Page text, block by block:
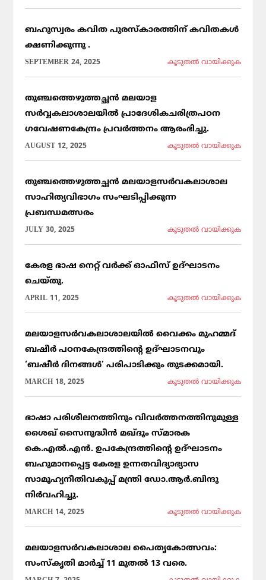
ബഹുസ്വരം കവിത പുരസ്കാരത്തിന് കവിതകൾ
ക്ഷണിക്കുന്നു .
SEPTEMBER 24, 2025 കൂടുതല്‍ വായിക്കുക
തുഞ്ചത്തെഴുത്തച്ഛൻ മലയാള
സർവ്വകലാശാലയിൽ പ്രാദേശികചരിത്രപഠന
ഗവേഷണകേന്ദ്രം പ്രവർത്തനം ആരംഭിച്ചു.
AUGUST 12, 2025 കൂടുതല്‍ വായിക്കുക
തുഞ്ചത്തെഴുത്തച്ഛൻ മലയാളസർവകലാശാല
സാഹിത്യവിഭാഗം സംഘടിപ്പിക്കുന്ന
പ്രബന്ധമത്സരം
JULY 30, 2025 കൂടുതല്‍ വായിക്കുക
കേരള ഭാഷ നെറ്റ് വർക്ക് ഓഫീസ് ഉദ്ഘാടനം
ചെയ്തു.
APRIL 11, 2025 കൂടുതല്‍ വായിക്കുക
മലയാളസർവകലാശാലയിൽ വൈക്കം മുഹമ്മദ്
ബഷീർ പഠനകേന്ദ്രത്തിന്റെ ഉദ്ഘാടനവും
‘ബഷീർ ദിനങ്ങൾ’ പരിപാടിക്കും തുടക്കമായി.
MARCH 18, 2025 കൂടുതല്‍ വായിക്കുക
ഭാഷാ പരിശീലനത്തിനും വിവർത്തനത്തിനുമുള്ള
ശൈഖ് സൈനുദ്ധീൻ മഖ്ദൂം സ്മാരക
കെ.എൽ.എൻ. ഉപകേന്ദ്രത്തിന്റെ ഉദ്ഘാടനം
ബഹുമാനപ്പെട്ട കേരള ഉന്നതവിദ്യാഭ്യാസ
സാമൂഹ്യനീതിവകുപ്പ് മന്ത്രി ഡോ.ആർ.ബിന്ദു
നിർവഹിച്ചു.
MARCH 14, 2025 കൂടുതല്‍ വായിക്കുക
മലയാളസർവകലാശാല പൈതൃകോത്സവം:
സംസ്കൃതി മാർച്ച് 11 മുതൽ 13 വരെ.